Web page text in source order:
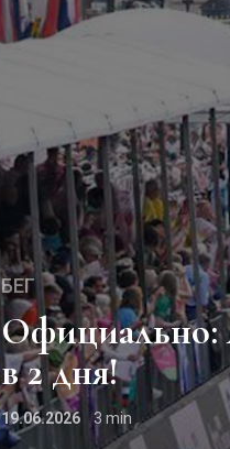
БЕГ
Официально: Лондонский марафон-2027 пройдет
в 2 дня!
19.06.2026 3